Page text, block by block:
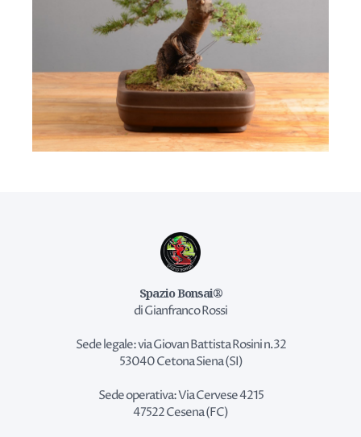
Spazio Bonsai®
di Gianfranco Rossi
Sede legale: via Giovan Battista Rosini n.32
53040 Cetona Siena (SI)
Sede operativa: Via Cervese 4215
47522 Cesena (FC)